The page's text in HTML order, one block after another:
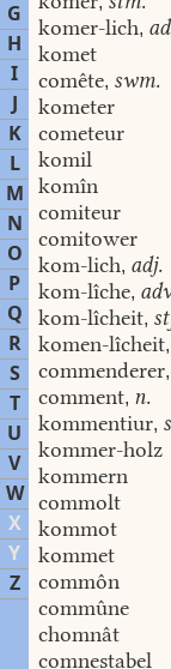
G
H
I
J
K
L
M
N
O
P
Q
R
S
T
U
V
W
X
Y
Z
komer-lich,
komet
comête, swm.
kometer
cometeur
komil
komîn
comiteur
comitower
kom-lich, adj.
kom-lîche,
kom-lîcheit,
komen-lîcheit,
commenderer,
comment, n.
kommentiur,
kommer-holz
kommern
commolt
kommot
kommet
commôn
commûne
chomnât
comnestabel